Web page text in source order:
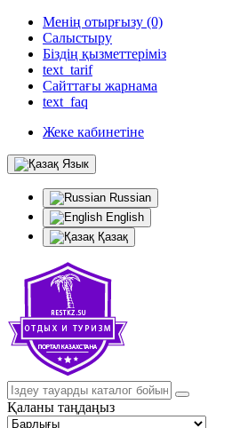
Менің отырғызу (0)
Салыстыру
Біздің қызметтеріміз
text_tarif
Сайттағы жарнама
text_faq
Жеке кабинетіне
Язык
Russian
English
Қазақ
Қаланы таңдаңыз